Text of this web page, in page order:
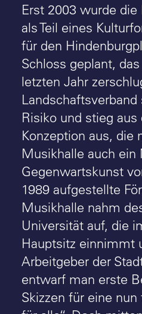
Erst 2003 wurde
als Teil eines
für den
Schloss geplant,
letzten Jahr
Risiko und stieg
Konzeption aus, die
Musikhalle auch
Gegenwartskunst
1989 aufgestellte
Musikhalle nahm
Universität auf, die
Hauptsitz einnimmt
Arbeitgeber der
entwarf man erste
Skizzen für eine